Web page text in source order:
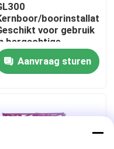
boorinstallatie
voor gebruik
bergachtige
met lastig
Aanvraag sturen